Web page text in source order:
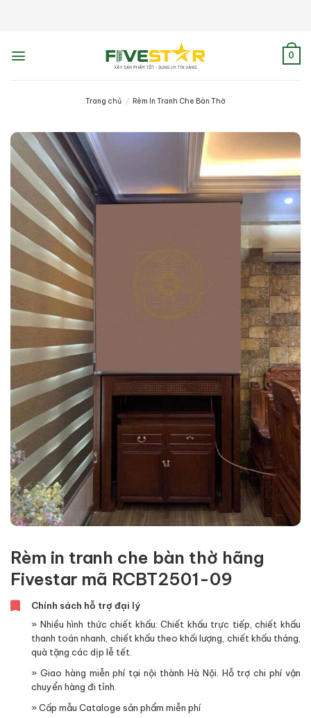
0
Trang chủ / Rèm In Tranh Che Bàn Thờ
Rèm in tranh che bàn thờ hãng
Fivestar mã RCBT2501-09
Chính sách hỗ trợ đại lý
» Nhiều hình thức chiết khấu: Chiết khấu trực tiếp, chiết khấu
thanh toán nhanh, chiết khấu theo khối lượng, chiết khấu tháng,
quà tặng các dịp lễ tết.
» Giao hàng miễn phí tại nội thành Hà Nội. Hỗ trợ chi phí vận
chuyển hàng đi tỉnh.
» Cấp mẫu Cataloge sản phẩm miễn phí